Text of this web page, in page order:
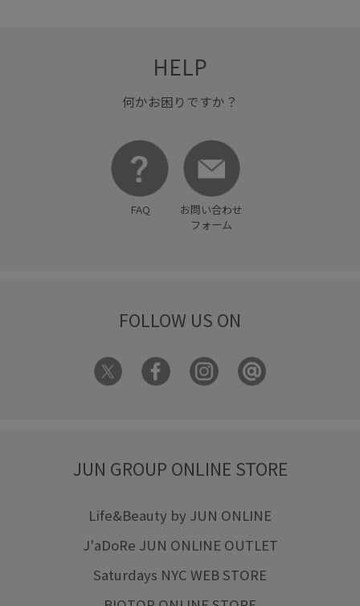
HELP
何かお困りですか？
FAQ
お問い合わせ
フォーム
FOLLOW US ON
JUN GROUP ONLINE STORE
Life&Beauty by JUN ONLINE
J'aDoRe JUN ONLINE OUTLET
Saturdays NYC WEB STORE